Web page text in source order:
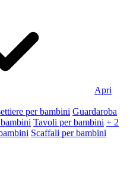
Apri
per bambini Guardaroba
Tavoli per bambini + 2
Scaffali per bambini